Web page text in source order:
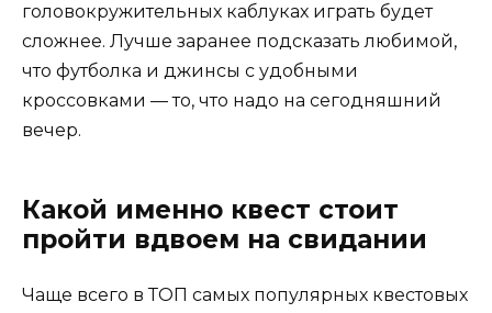
головокружительных каблуках играть будет
сложнее. Лучше заранее подсказать любимой,
что футболка и джинсы с удобными
кроссовками — то, что надо на сегодняшний
вечер.
Какой именно квест стоит
пройти вдвоем на свидании
Чаще всего в ТОП самых популярных квестовых